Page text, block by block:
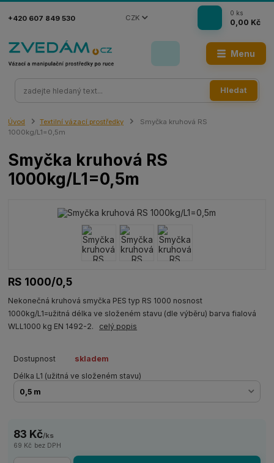
Menu
CZK
Hledat
+420 607 849 530
0 ks
0,00 Kč
Úvod Textilní vázací prostředky
Smyčka kruhová RS
1000kg/L1=0,5m
Smyčka kruhová RS
1000kg/L1=0,5m
RS 1000/0,5
Nekonečná kruhová smyčka PES typ RS 1000 nosnost
1000kg/L1=užitná délka ve složeném stavu (dle výběru) barva fialová
WLL1000 kg EN 1492-2. celý popis
Dostupnost
skladem
Délka L1 (užitná ve složeném stavu)
83 Kč/ks
69 Kč bez DPH